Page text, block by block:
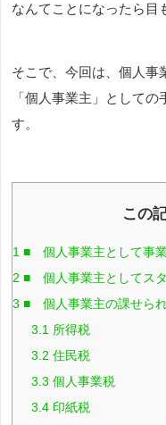
なんてことになったら目
そこで、今回は、個人事
「個人事業主」として
す。
この
1 ■ 個人事業主として事
2 ■ 個人事業主としてス
3 ■ 個人事業主の課せら
3.1 所得税
3.2 住民税
3.3 個人事業税
3.4 印紙税